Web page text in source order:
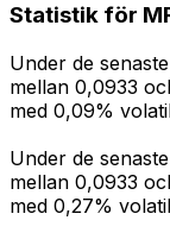
Statistik för
Under de
mellan 0,0933
med 0,09%
Under de
mellan 0,0933
med 0,27%